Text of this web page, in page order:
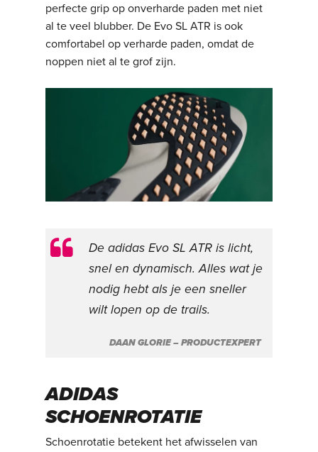
perfecte grip op onverharde paden met niet
al te veel blubber. De Evo SL ATR is ook
comfortabel op verharde paden, omdat de
noppen niet al te grof zijn.
De adidas Evo SL ATR is licht,
snel en dynamisch. Alles wat je
nodig hebt als je een sneller
wilt lopen op de trails.
DAAN GLORIE – PRODUCTEXPERT
ADIDAS
SCHOENROTATIE
Schoenrotatie betekent het afwisselen van